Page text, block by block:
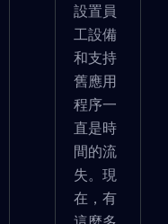
設置員
工設備
和支持
舊應用
程序一
直是時
間的流
失。現
在，有